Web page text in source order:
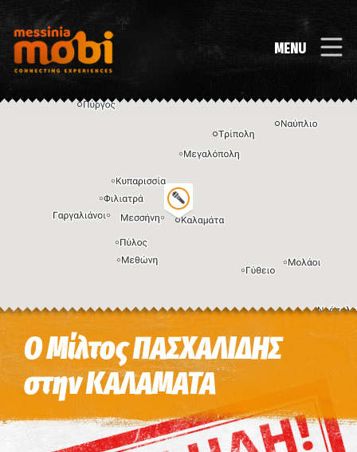
MENU
Η εικόνα ενδέχεται να υπόκειται σε πνευματικά δικαιώματα Όροι
Ο Μίλτος ΠΑΣΧΑΛΙΔΗΣ
στην ΚΑΛΑΜΑΤΑ